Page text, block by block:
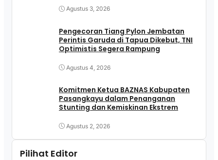
Agustus 3, 2026
Pengecoran Tiang Pylon Jembatan
Perintis Garuda di Tapua Dikebut, TNI
Optimistis Segera Rampung
Agustus 4, 2026
Komitmen Ketua BAZNAS Kabupaten
Pasangkayu dalam Penanganan
Stunting dan Kemiskinan Ekstrem
Agustus 2, 2026
Pilihat Editor